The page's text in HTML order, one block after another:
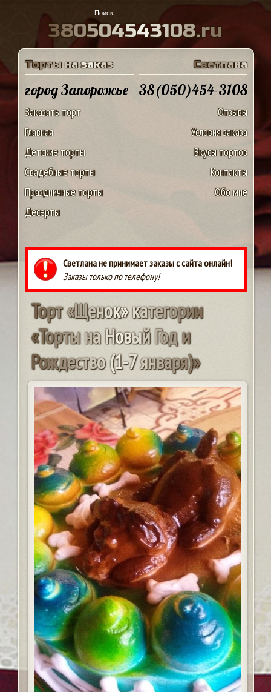
380504543108.ru
Торты на заказ
город Запорожье
Заказать торт
Главная
Детские торты
Свадебные торты
Праздничные торты
Десерты
Светлана
38(050)454-3108
Отзывы
Условия заказа
Вкусы тортов
Контакты
Обо мне
Светлана не принимает заказы с сайта онлайн!
Заказы только по телефону!
Торт«Щенок»категории
«ТортынаНовыйГоди
Рождество(1-7января)»